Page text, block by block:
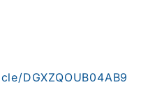
DGXZQOUB04AB9